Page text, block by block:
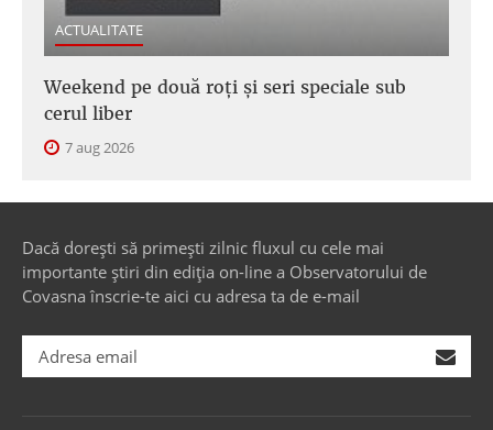
ACTUALITATE
Weekend pe două roți și seri speciale sub
cerul liber
7 aug 2026
Dacă dorești să primești zilnic fluxul cu cele mai
importante știri din ediția on-line a Observatorului de
Covasna înscrie-te aici cu adresa ta de e-mail